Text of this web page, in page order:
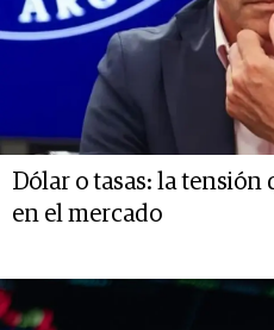
Dólar o tasas: la tensión
en el mercado